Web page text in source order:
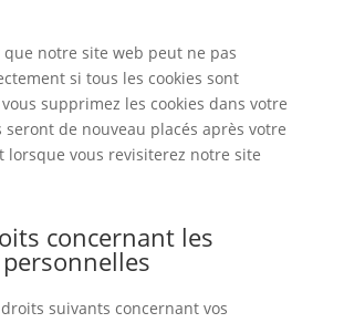
notre site web peut ne pas
si tous les cookies sont
supprimez les cookies dans votre
seront de nouveau placés après votre
lorsque vous revisiterez notre site
concernant les
suivants concernant vos